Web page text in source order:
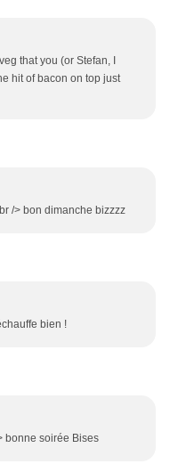
that you (or Stefan, I
hit of bacon on top just
/> bon dimanche bizzzz
bien !
bonne soirée Bises